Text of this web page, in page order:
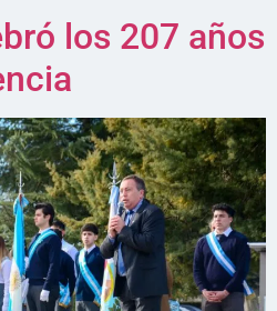
los 207 años